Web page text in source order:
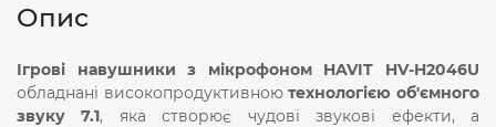
Опис
Ігрові навушники з мікрофоном HAVIT HV-H2046U
обладнані високопродуктивноютехнологією об'ємного
звуку 7.1, яка створює чудові звукові ефекти, а